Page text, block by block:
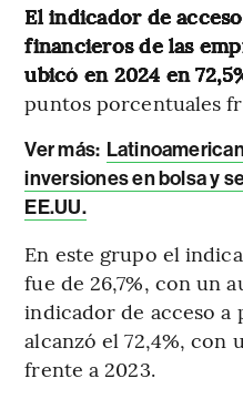
El indicador de
financieros de las
ubicó en 2024 en
puntos porcentuales
Ver más:
inversiones en bolsa y
EE.UU.
En este grupo el
fue de 26,7%, con un
indicador de acceso
alcanzó el 72,4%, con
frente a 2023.